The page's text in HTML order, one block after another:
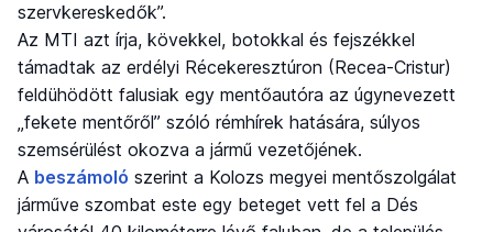
szervkereskedők”.
Az MTI azt írja, kövekkel, botokkal és fejszékkel
támadtak az erdélyi Récekeresztúron (Recea-Cristur)
feldühödött falusiak egy mentőautóra az úgynevezett
„fekete mentőről” szóló rémhírek hatására, súlyos
szemsérülést okozva a jármű vezetőjének.
A beszámoló szerint a Kolozs megyei mentőszolgálat
járműve szombat este egy beteget vett fel a Dés